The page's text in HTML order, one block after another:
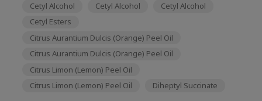
Cetyl Alcohol
Cetyl Alcohol
Cetyl Alcohol
Cetyl Esters
Citrus Aurantium Dulcis (Orange) Peel Oil
Citrus Aurantium Dulcis (Orange) Peel Oil
Citrus Limon (Lemon) Peel Oil
Citrus Limon (Lemon) Peel Oil
Diheptyl Succinate